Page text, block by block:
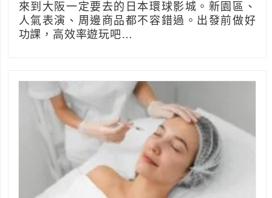
來到大阪一定要去的日本環球影城。新園區、
人氣表演、周邊商品都不容錯過。出發前做好
功課，高效率遊玩吧…